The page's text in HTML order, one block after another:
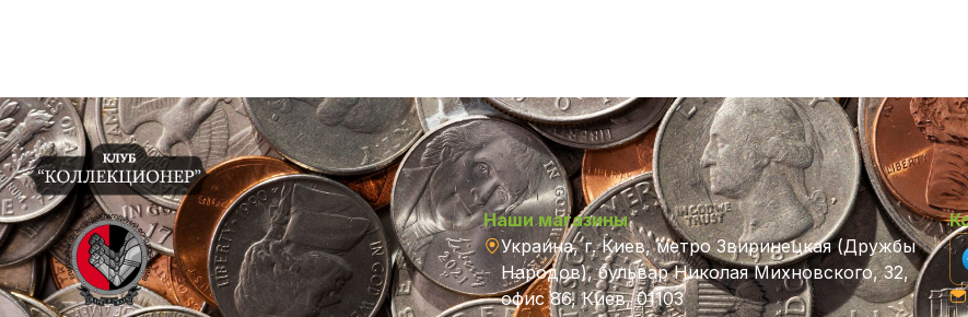
Наши магазины
Украина, г. Киев, метро Звиринецкая (Дружбы
Народов), бульвар Николая Михновского, 32,
офис 86, Киев, 01103